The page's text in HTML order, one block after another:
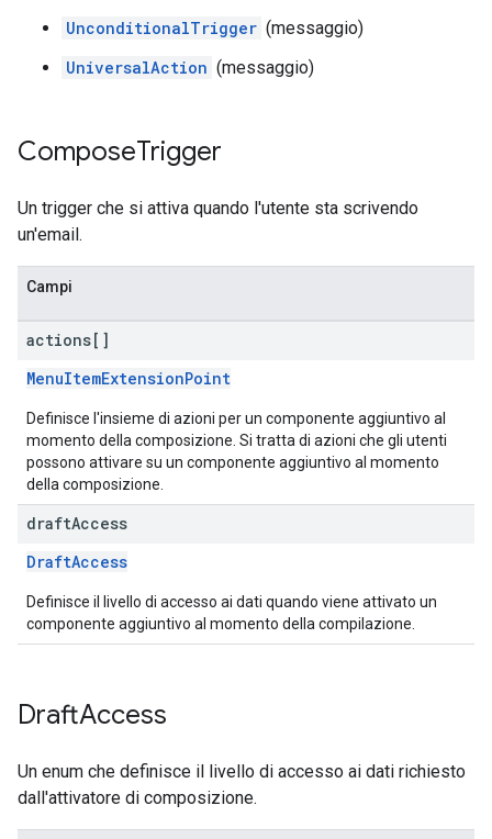
UnconditionalTrigger (messaggio)
UniversalAction (messaggio)
ComposeTrigger
Un trigger che si attiva quando l'utente sta scrivendo
un'email.
Campi
actions[]
MenuItemExtensionPoint
Definisce l'insieme di azioni per un componente aggiuntivo al
momento della composizione. Si tratta di azioni che gli utenti
possono attivare su un componente aggiuntivo al momento
della composizione.
draftAccess
DraftAccess
Definisce il livello di accesso ai dati quando viene attivato un
componente aggiuntivo al momento della compilazione.
DraftAccess
Un enum che definisce il livello di accesso ai dati richiesto
dall'attivatore di composizione.